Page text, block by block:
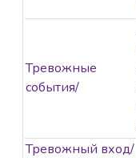
Тревожные
события/
Тревожный вход/